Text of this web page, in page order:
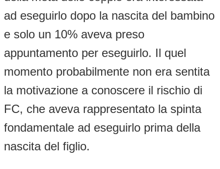
ad eseguirlo dopo la nascita del bambino
e solo un 10% aveva preso
appuntamento per eseguirlo. Il quel
momento probabilmente non era sentita
la motivazione a conoscere il rischio di
FC, che aveva rappresentato la spinta
fondamentale ad eseguirlo prima della
nascita del figlio.